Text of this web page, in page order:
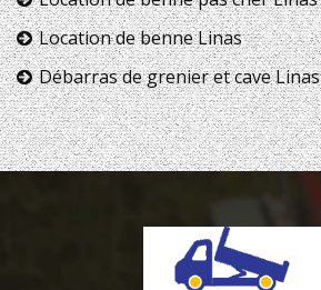
Location de benne Linas
Débarras de grenier et cave Linas